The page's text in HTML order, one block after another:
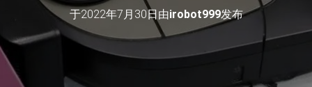
于2022年7月30日由irobot999发布